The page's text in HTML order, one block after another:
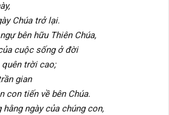
Chúa trở lại.
bên hữu Thiên Chúa,
cuộc sống ở đời
trời cao;
gian
con tiến về bên Chúa.
ngày của chúng con,